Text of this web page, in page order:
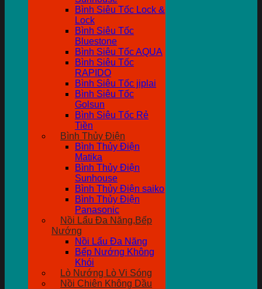
Bình Siêu Tốc Lock &
Lock
Bình Siêu Tốc
Bluestone
Bình Siêu Tốc AQUA
Bình Siêu Tốc
RAPIDO
Bình Siêu Tốc jiplai
Bình Siêu Tốc
Golsun
Bình Siêu Tốc Rẻ
Tiền
Bình Thủy Điện
Bình Thủy Điện
Matika
Bình Thủy Điện
Sunhouse
Bình Thủy Điện saiko
Bình Thủy Điện
Panasonic
Nồi Lẩu Đa Năng,Bếp
Nướng
Nồi Lẩu Đa Năng
Bếp Nướng Không
Khói
Lò Nướng Lò Vi Sóng
Nồi Chiên Không Dầu